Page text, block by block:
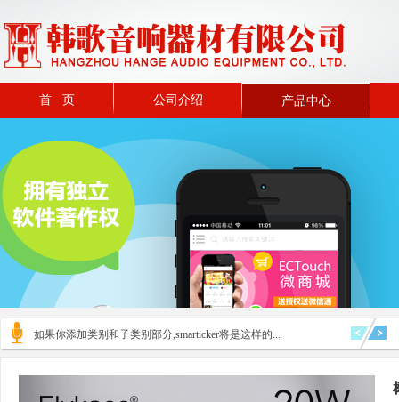
首 页 公司介绍 产品中心
如果你添加类别和子类别部分,smarticker将是这样的...